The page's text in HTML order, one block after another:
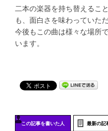
二本の楽器を持ち替えるこ
も、面白さを味わっていただ
今後もこの曲は様々な場所
います。
この記事を書いた人 最新の記